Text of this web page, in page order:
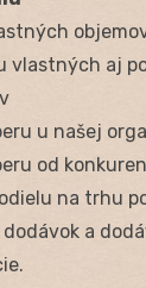
vlastných aj
u našej
od
na trhu
a